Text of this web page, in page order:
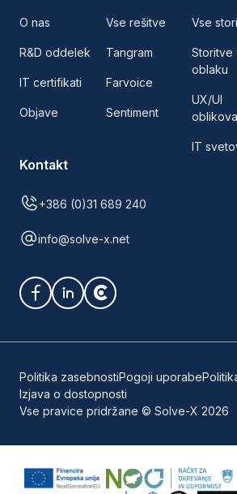
O nas
R&D oddelek
IT certifikati
Objave
Vse rešitve
Tangram
Farvoice
Sentiment
Vse
Storitve
oblaku
UX/UI
IT
Kontakt
+386 (0)31 689 240
info@solve-x.net
Politika zasebnostiPogoji uporabe
Izjava o dostopnosti
Vse pravice pridržane © Solve-X 2026